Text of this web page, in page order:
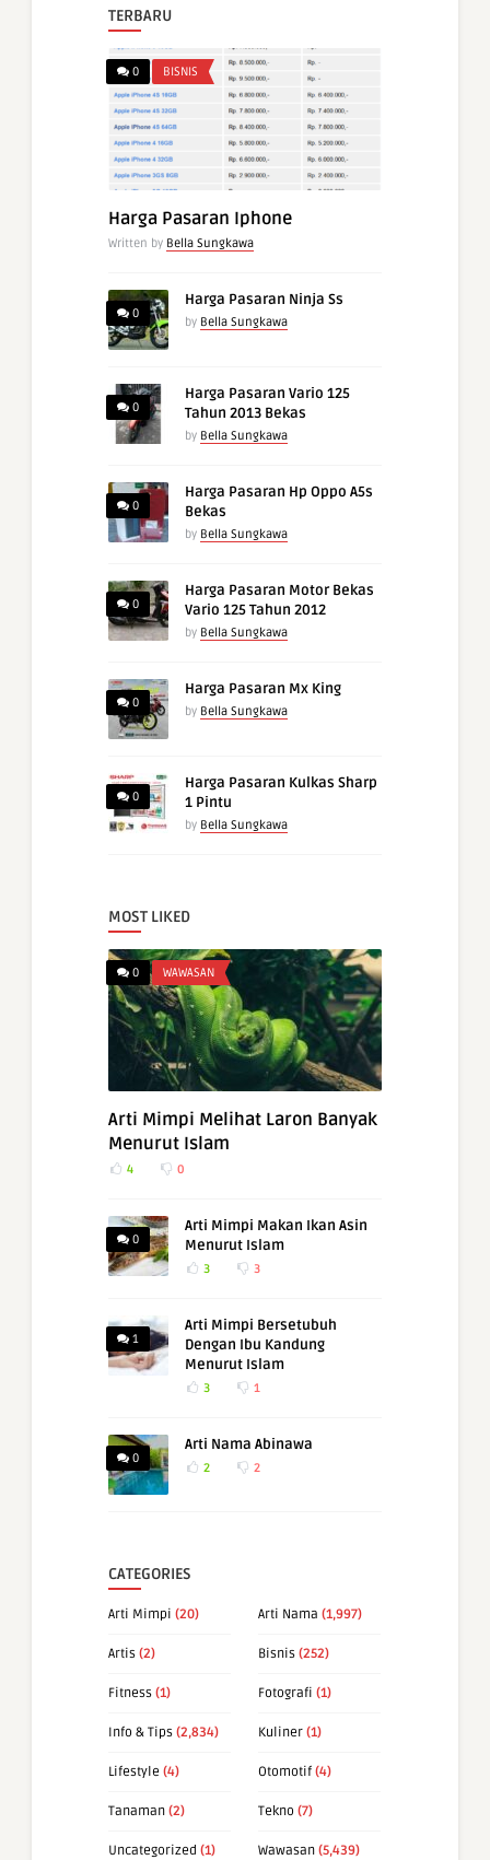
TERBARU
0 BISNIS
Harga Pasaran Iphone
Written by Bella Sungkawa
0
Harga Pasaran Ninja Ss
by Bella Sungkawa
0
Harga Pasaran Vario 125
Tahun 2013 Bekas
by Bella Sungkawa
0
Harga Pasaran Hp Oppo A5s
Bekas
by Bella Sungkawa
0
Harga Pasaran Motor Bekas
Vario 125 Tahun 2012
by Bella Sungkawa
0
Harga Pasaran Mx King
by Bella Sungkawa
0
Harga Pasaran Kulkas Sharp
1 Pintu
by Bella Sungkawa
MOST LIKED
0 WAWASAN
Arti Mimpi Melihat Laron Banyak
Menurut Islam
4 0
0
Arti Mimpi Makan Ikan Asin
Menurut Islam
3 3
1
Arti Mimpi Bersetubuh
Dengan Ibu Kandung
Menurut Islam
3 1
0
Arti Nama Abinawa
2 2
CATEGORIES
Arti Mimpi (20) Arti Nama (1,997)
Artis (2) Bisnis (252)
Fitness (1) Fotografi (1)
Info & Tips (2,834) Kuliner (1)
Lifestyle (4) Otomotif (4)
Tanaman (2) Tekno (7)
Uncategorized (1) Wawasan (5,439)